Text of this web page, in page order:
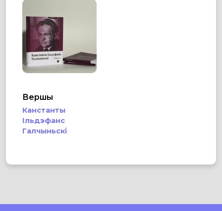
Вершы
Канстанты
Ільдэфанс
Галчыньскі